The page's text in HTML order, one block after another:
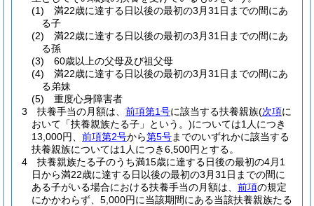
(1)
満22歳に達する日以後の最初の3月31日までの間にあ
る子
(2)
満22歳に達する日以後の最初の3月31日までの間にあ
る孫
(3)
60歳以上の父母及び祖父母
(4)
満22歳に達する日以後の最初の3月31日までの間にあ
る弟妹
(5)
重度心身障害者
3
扶養手当の月額は、 前項第1号に該当する扶養親族(次項に
おいて「扶養親族たる子」という。)については1人につき
13,000円、 前項第2号から第5号までのいずれかに該当する
扶養親族については1人につき6,500円とする。
4
扶養親族たる子のうち満15歳に達する日後の最初の4月1
日から満22歳に達する日以後の最初の3月31日までの間に
ある子がいる場合における扶養手当の月額は、 前項の規定
にかかわらず、5,000円に当該期間にある当該扶養親族たる